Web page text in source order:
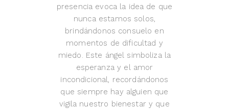
presencia evoca la idea de que
nunca estamos solos,
brindándonos consuelo en
momentos de dificultad y
miedo. Este ángel simboliza la
esperanza y el amor
incondicional, recordándonos
que siempre hay alguien que
vigila nuestro bienestar y que